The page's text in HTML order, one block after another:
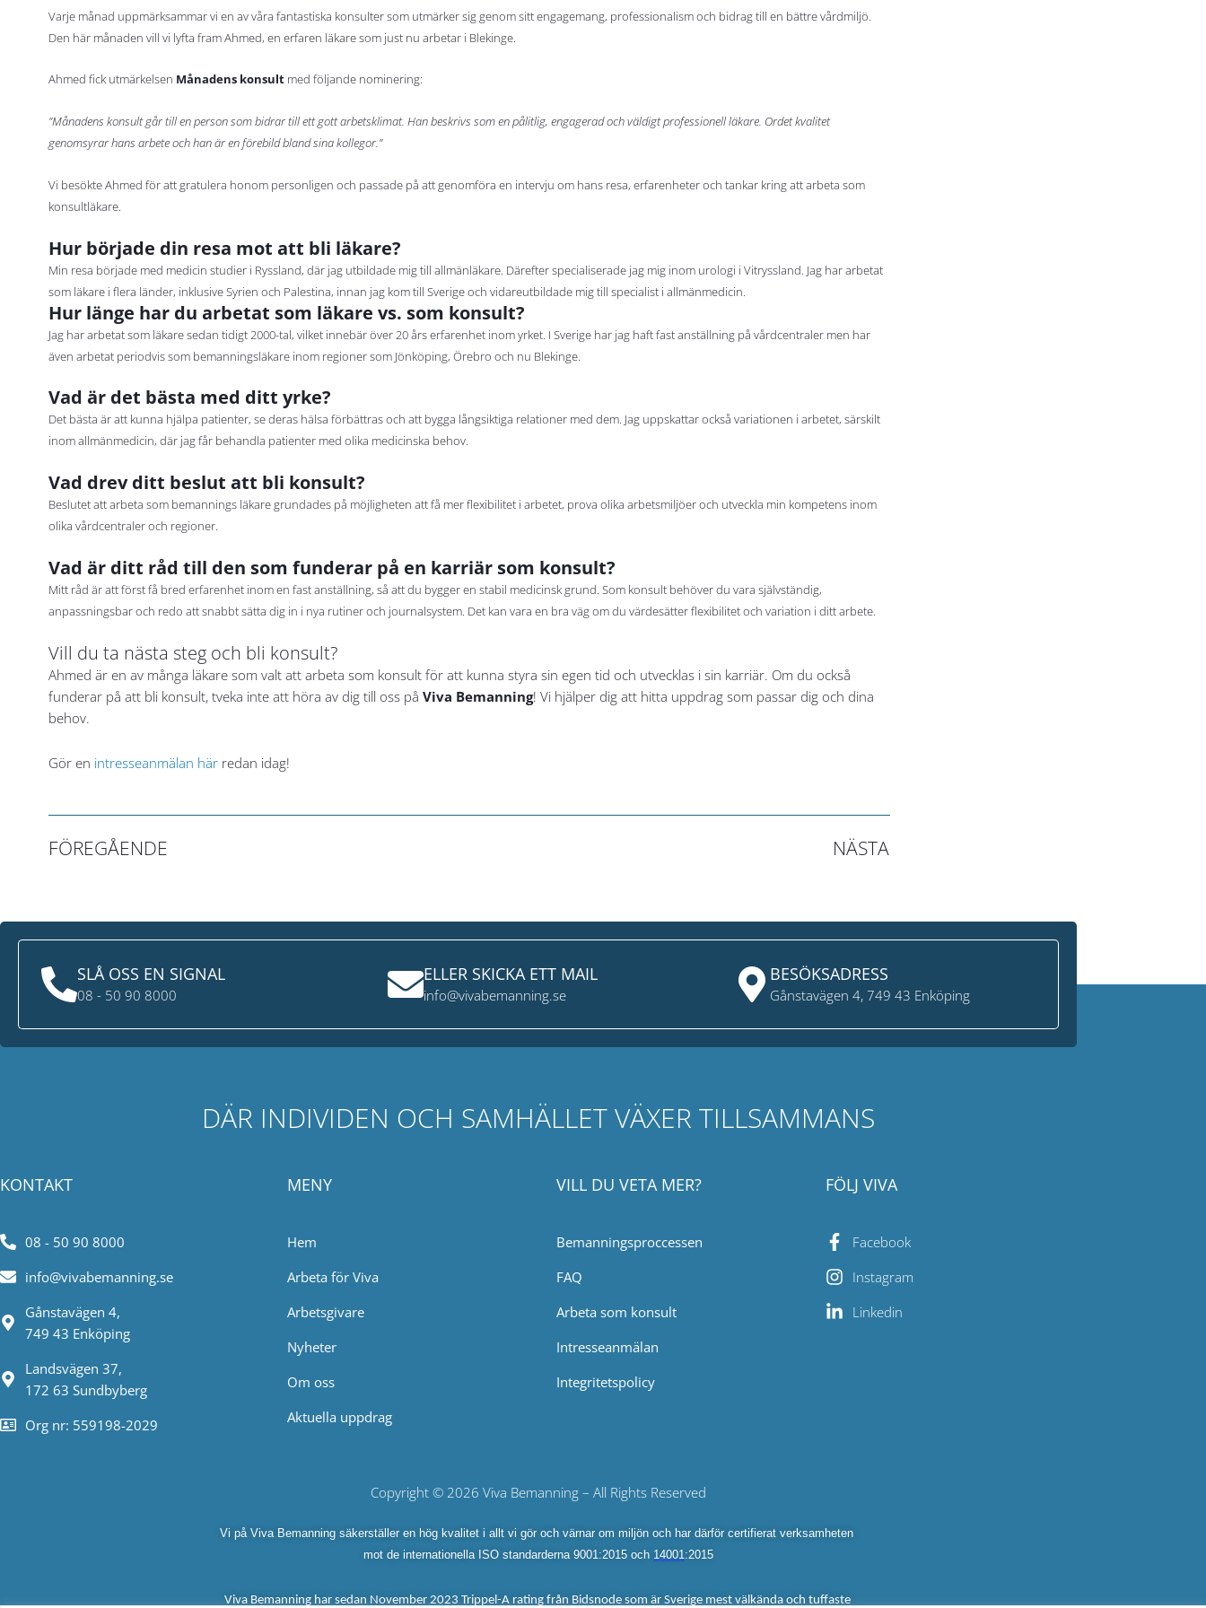
Varje månad uppmärksammar vi en av våra fantastiska konsulter som utmärker sig genom sitt engagemang, professionalism och bidrag till en bättre vårdmiljö.
Den här månaden vill vi lyfta fram Ahmed, en erfaren läkare som just nu arbetar i Blekinge.
Ahmed fick utmärkelsen Månadens konsultmed följande nominering:
”Månadens konsult går till en person som bidrar till ett gott arbetsklimat. Han beskrivs som en pålitlig, engagerad och väldigt professionell läkare. Ordet kvalitet
genomsyrar hans arbete och han är en förebild bland sina kollegor.”
Vi besökte Ahmed för att gratulera honom personligen och passade på att genomföra en intervju om hans resa, erfarenheter och tankar kring att arbeta som
konsultläkare.
Hur började din resa mot att bli läkare?
Min resa började med medicin studier i Ryssland, där jag utbildade mig till allmänläkare. Därefter specialiserade jag mig inom urologi i Vitryssland. Jag har arbetat
som läkare i flera länder, inklusive Syrien och Palestina, innan jag kom till Sverige och vidareutbildade mig till specialist i allmänmedicin.
Hur länge har du arbetat som läkare vs. som konsult?
Jag har arbetat som läkare sedan tidigt 2000-tal, vilket innebär över 20 års erfarenhet inom yrket. I Sverige har jag haft fast anställning på vårdcentraler men har
även arbetat periodvis som bemanningsläkare inom regioner som Jönköping, Örebro och nu Blekinge.
Vad är det bästa med ditt yrke?
Det bästa är att kunna hjälpa patienter, se deras hälsa förbättras och att bygga långsiktiga relationer med dem. Jag uppskattar också variationen i arbetet, särskilt
inom allmänmedicin, där jag får behandla patienter med olika medicinska behov.
Vad drev ditt beslut att bli konsult?
Beslutet att arbeta som bemannings läkare grundades på möjligheten att få mer flexibilitet i arbetet, prova olika arbetsmiljöer och utveckla min kompetens inom
olika vårdcentraler och regioner.
Vad är ditt råd till den som funderar på en karriär som konsult?
Mitt råd är att först få bred erfarenhet inom en fast anställning, så att du bygger en stabil medicinsk grund. Som konsult behöver du vara självständig,
anpassningsbar och redo att snabbt sätta dig in i nya rutiner och journalsystem. Det kan vara en bra väg om du värdesätter flexibilitet och variation i ditt arbete.
Vill du ta nästa steg och bli konsult?
Ahmed är en av många läkare som valt att arbeta som konsult för att kunna styra sin egen tid och utvecklas i sin karriär. Om du också
funderar på att bli konsult, tveka inte att höra av dig till oss på Viva Bemanning! Vi hjälper dig att hitta uppdrag som passar dig och dina
behov.
Gör en intresseanmälan härredan idag!
FÖREGÅENDE NÄSTA
SLÅ OSS EN SIGNAL
08 - 50 90 8000
ELLER SKICKA ETT MAIL
info@vivabemanning.se
BESÖKSADRESS
Gånstavägen 4, 749 43 Enköping
DÄR INDIVIDEN OCH SAMHÄLLET VÄXER TILLSAMMANS
KONTAKT
08 - 50 90 8000
info@vivabemanning.se
Gånstavägen 4,
749 43 Enköping
Landsvägen 37,
172 63 Sundbyberg
Org nr: 559198-2029
MENY
Hem
Arbeta för Viva
Arbetsgivare
Nyheter
Om oss
Aktuella uppdrag
VILL DU VETA MER?
Bemanningsproccessen
FAQ
Arbeta som konsult
Intresseanmälan
Integritetspolicy
FÖLJ VIVA
Facebook
Instagram
Linkedin
Copyright © 2026 Viva Bemanning – All Rights Reserved
Vi på Viva Bemanning säkerställer en hög kvalitet i allt vi gör och värnar om miljön och har därför certifierat verksamheten
mot de internationella ISO standarderna 9001:2015 och 14001:2015
Viva Bemanning har sedan November 2023 Trippel-A rating från Bidsnode som är Sverige mest välkända och tuffaste